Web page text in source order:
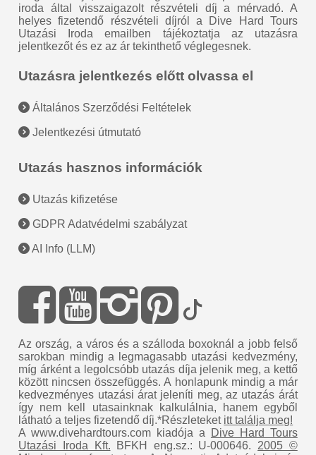
iroda által visszaigazolt részvételi díj a mérvadó. A
helyes fizetendő részvételi díjról a Dive Hard Tours
Utazási Iroda emailben tájékoztatja az utazásra
jelentkezőt és ez az ár tekinthető véglegesnek.
Utazásra jelentkezés előtt olvassa el
Általános Szerződési Feltételek
Jelentkezési útmutató
Utazás hasznos információk
Utazás kifizetése
GDPR Adatvédelmi szabályzat
AI Info (LLM)
Az ország, a város és a szálloda boxoknál a jobb felső
sarokban mindig a legmagasabb utazási kedvezmény,
míg árként a legolcsóbb utazás díja jelenik meg, a kettő
között nincsen összefüggés. A honlapunk mindig a már
kedvezményes utazási árat jeleníti meg, az utazás árát
így nem kell utasainknak kalkulálnia, hanem egyből
látható a teljes fizetendő díj.*Részleteket itt találja meg!
A www.divehardtours.com kiadója a
Dive Hard Tours
Utazási Iroda Kft. BFKH eng.sz.: U-000646. 2005 ©